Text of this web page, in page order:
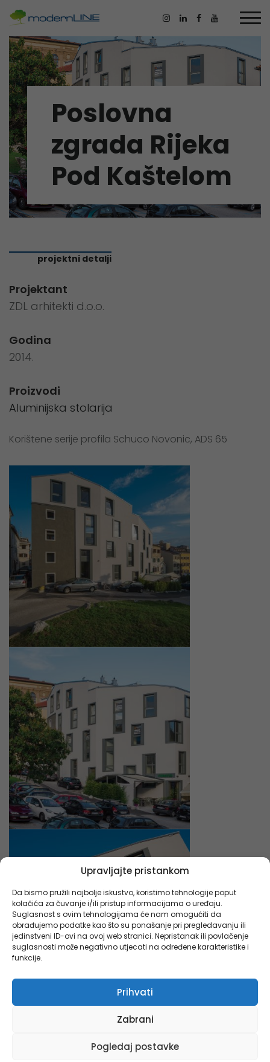
Upravljajte pristankom
Da bismo pružili najbolje iskustvo, koristimo tehnologije poput
kolačića za čuvanje i/ili pristup informacijama o uređaju.
Suglasnost s ovim tehnologijama će nam omogućiti da
obrađujemo podatke kao što su ponašanje pri pregledavanju ili
jedinstveni ID-ovi na ovoj web stranici. Nepristanak ili povlačenje
suglasnosti može negativno utjecati na određene karakteristike i
funkcije.
Prihvati
Zabrani
Pogledaj postavke
Poslovna
zgrada Rijeka
Pod Kaštelom
projektni detalji
Projektant
ZDL arhitekti d.o.o.
Godina
2014.
Proizvodi
Aluminijska stolarija
Korištene serije profila Schuco Novonic, ADS 65